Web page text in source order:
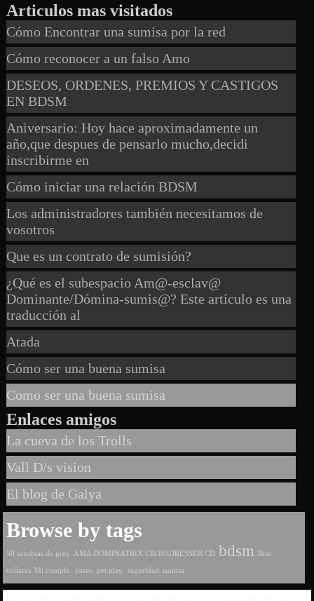
Articulos mas visitados
Cómo Encontrar una sumisa por la red
Cómo reconocer a un falso Amo
DESEOS, ORDENES, PREMIOS Y CASTIGOS
EN BDSM
Aniversario: Hoy hace aproximadamente un
año,que despues de pensarlo mucho,decidi
inscribirme en
Cómo iniciar una relación BDSM
Los administradores también necesitamos de
vosotros
Que es un contrato de sumisión?
¿Qué es el subespacio Am@-esclav@
Dominante/Dómina-sumis@? Este artículo es una
traducción al
Atada
Cómo ser una buena sumisa
Como ser una buena sumisa
Enlaces amigos
La cueva de los Trolls
Vall D/s vision
El blog de Galya
Browse by tags
50 sombras de grey AMA DOMINATRIX CROSSDRESSER CD bdsm Brat
collares Mi cumple. paseo pet play. seguridad sumisa